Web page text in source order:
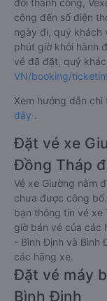
đôi thành công,
công đến số điện
ngày đi, quý khách
phút giờ khởi hành
vé đã đặt, quý
VN/booking/
Xem hướng dẫn
đây .
Đặt vé xe
Đồng Tháp
Vé xe Giường nằm
chưa được công
bạn thông tin vé xe
giờ bán vé của các
- Bình Định và Bình
các hãng xe.
Đặt vé máy
Bình Định